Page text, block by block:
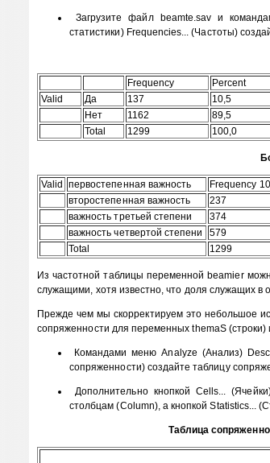
Загрузите файл beamte.sav и
статистики) Frequencies... (Частоты)
Frequency Percent
Valid
Да 137 10,5
Нет
1162 89,5
Total
1299 100,0
Valid первостепенная важность Frequency
второстепенная важность
237
важность третьей степени
374
важность четвертой степени
579
Total
1299
Из частотной таблицы переменной beamier
служащими, хотя известно, что доля служащих в
Прежде чем мы скорректируем это небольшое
сопряженности для переменных themaS (строки)
Командами меню Analyze (Анализ)
сопряженности) создайте таблицу
Дополнительно кнопкой Cells...
столбцам (Column), а кнопкой Statistics...
Таблица